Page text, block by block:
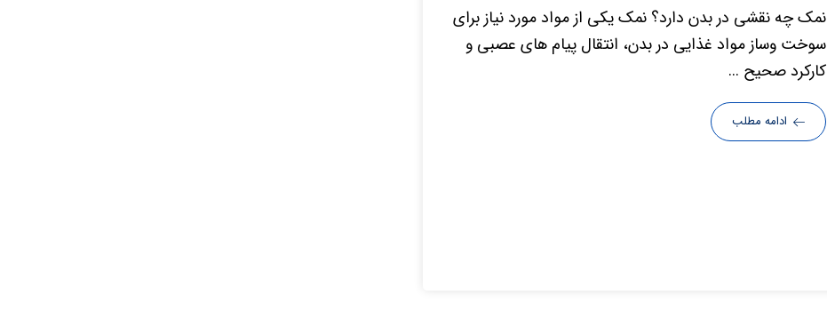
نمک چه نقشی در بدن دارد؟ نمک یکی از مواد مورد نیاز برای
سوخت وساز مواد غذایی در بدن، انتقال پیام های عصبی و
کارکرد صحیح ...
ادامه مطلب